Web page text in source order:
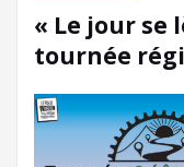
« Le jour se
tournée